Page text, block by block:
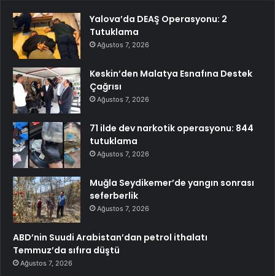
Yalova’da DEAŞ Operasyonu: 2
Tutuklama
Ağustos 7, 2026
Keskin’den Malatya Esnafına Destek
Çağrısı
Ağustos 7, 2026
71 ilde dev narkotik operasyonu: 844
tutuklama
Ağustos 7, 2026
Muğla Seydikemer’de yangın sonrası
seferberlik
Ağustos 7, 2026
ABD’nin Suudi Arabistan’dan petrol ithalatı
Temmuz’da sıfıra düştü
Ağustos 7, 2026